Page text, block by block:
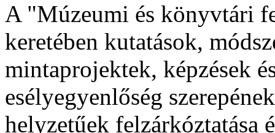
A "Múzeumi és könyvtári
keretében kutatások,
mintaprojektek, képzések
esélyegyenlőség
helyzetűek felzárkóztatása